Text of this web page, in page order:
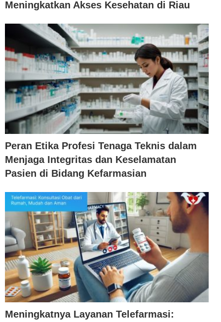
Meningkatkan Akses Kesehatan di Riau
Peran Etika Profesi Tenaga Teknis dalam
Menjaga Integritas dan Keselamatan
Pasien di Bidang Kefarmasian
Meningkatnya Layanan Telefarmasi: